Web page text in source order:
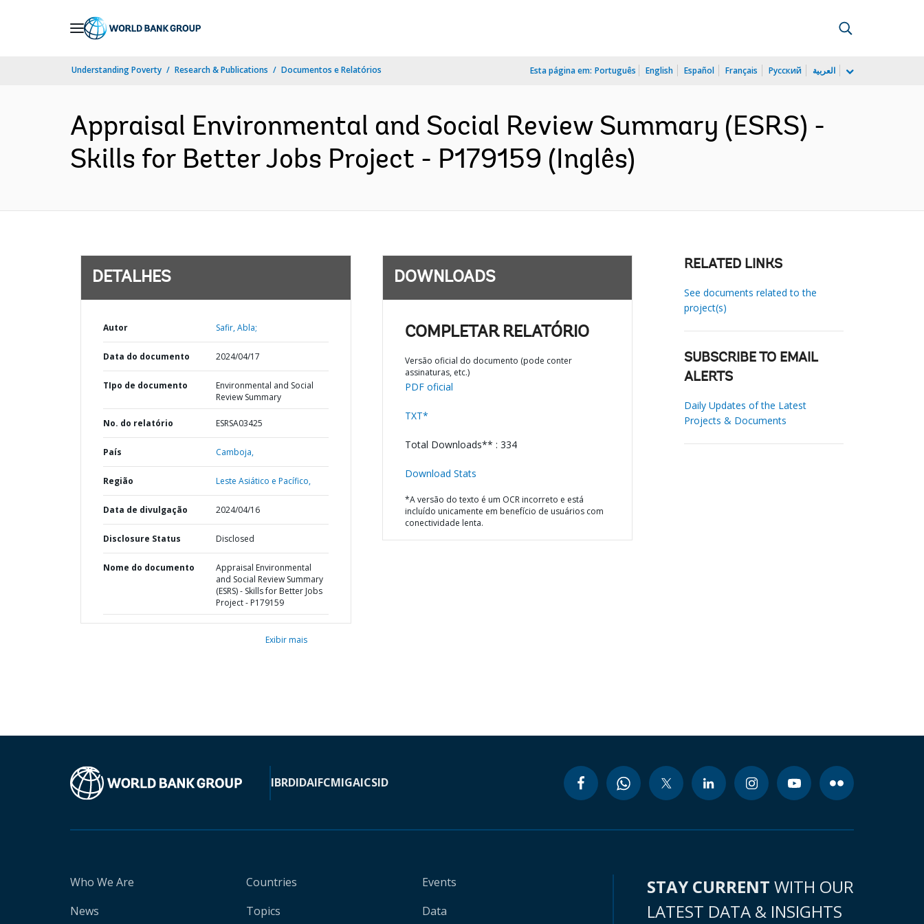
Understanding Poverty Research & Publications Documentos e Relatórios Esta página em: Português English Español Français Русский العربية
Appraisal Environmental and Social Review Summary (ESRS) -
Skills for Better Jobs Project - P179159 (Inglês)
DETALHES
Autor Safir, Abla;
Data do documento 2024/04/17
TIpo de documento
Environmental and Social
Review Summary
No. do relatório ESRSA03425
País Camboja,
Região Leste Asiático e Pacífico,
Data de divulgação 2024/04/16
Disclosure Status Disclosed
Nome do documento
Appraisal Environmental
and Social Review Summary
(ESRS) - Skills for Better Jobs
Project - P179159
Exibir mais
DOWNLOADS
COMPLETAR RELATÓRIO
Versão oficial do documento (pode conter
assinaturas, etc.)
PDF oficial
TXT*
Total Downloads** : 334
Download Stats
*A versão do texto é um OCR incorreto e está
incluído unicamente em benefício de usuários com
conectividade lenta.
RELATED LINKS
See documents related to the
project(s)
SUBSCRIBE TO EMAIL
ALERTS
Daily Updates of the Latest
Projects & Documents
IBRDIDAIFCMIGAICSID
Who We Are
News
Countries
Topics
Events
Data
STAY CURRENT WITH OUR
LATEST DATA & INSIGHTS